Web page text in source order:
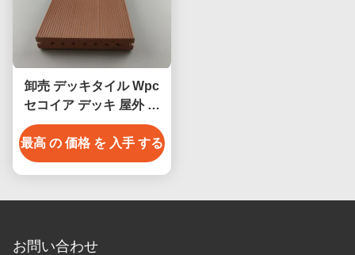
卸売 デッキタイル Wpc
セコイア デッキ 屋外 床
飾り
最高 の 価格 を 入手 する
お問い合わせ